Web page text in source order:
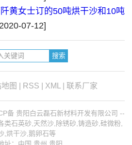
黄女士订的50吨烘干沙和10吨
07-12]
图 RSS XML 联系厂家
备 贵阳白云磊石新材料开发有限公司 --
类石英砂,天然沙,除锈砂,铸造砂,硅微粉,
,烘干沙,鹅卵石等